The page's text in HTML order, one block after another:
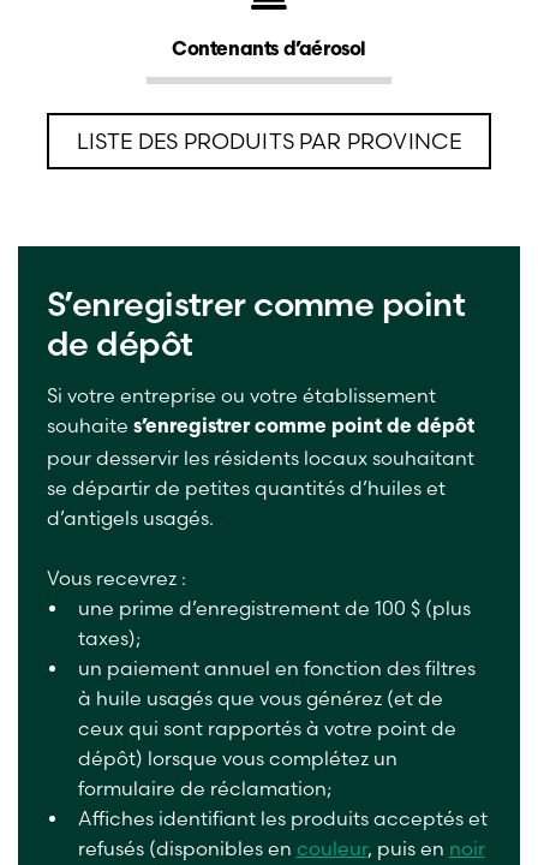
Contenants d’aérosol
LISTE DES PRODUITS PAR PROVINCE
S’enregistrer comme point
de dépôt
Si votre entreprise ou votre établissement
souhaite s’enregistrer comme point de dépôt
pour desservir les résidents locaux souhaitant
se départir de petites quantités d’huiles et
d’antigels usagés.
Vous recevrez :
une prime d’enregistrement de 100 $ (plus
taxes);
un paiement annuel en fonction des filtres
à huile usagés que vous générez (et de
ceux qui sont rapportés à votre point de
dépôt) lorsque vous complétez un
formulaire de réclamation;
Affiches identifiant les produits acceptés et
refusés (disponibles en couleur, puis en noir